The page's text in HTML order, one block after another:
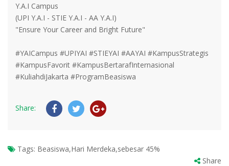
Y.A.I Campus⁣
(UPI Y.A.I - STIE Y.A.I - AA Y.A.I)⁣
"Ensure Your Career and Bright Future"⁣
#YAICampus #UPIYAI #STIEYAI #AAYAI #KampusStrategis
#KampusFavorit #KampusBertarafInternasional
#KuliahdiJakarta #ProgramBeasiswa
Share:
Tags: Beasiswa,Hari Merdeka,sebesar 45%
Share